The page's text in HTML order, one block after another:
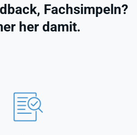
Fachsimpeln?
her damit.